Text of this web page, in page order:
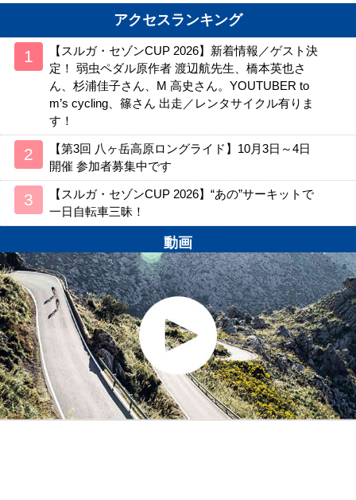
アクセスランキング
【スルガ・セゾンCUP 2026】新着情報／ゲスト決
定！ 弱虫ペダル原作者 渡辺航先生、橋本英也さ
ん、杉浦佳子さん、M 高史さん。YOUTUBER to
m’s cycling、篠さん 出走／レンタサイクル有りま
す！
【第3回 八ヶ岳高原ロングライド】10月3日～4日
開催 参加者募集中です
【スルガ・セゾンCUP 2026】“あの”サーキットで
一日自転車三昧！
動画